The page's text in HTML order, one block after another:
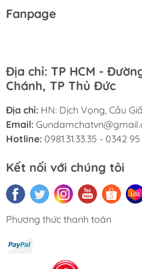
Fanpage
Địa chỉ: TP HCM -
Chánh, TP Thủ Đức
Địa chỉ: HN: Dịch Vọng, Cầu
Email:
Hotline: 0981.31.33.35 - 0342 95
Kết nối với chúng tôi
Phương thức thanh toán